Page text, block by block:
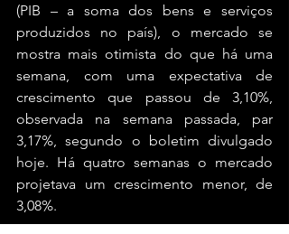
(PIB – a soma dos bens e serviços
produzidos no país), o mercado se
mostra mais otimista do que há uma
semana, com uma expectativa de
crescimento que passou de 3,10%,
observada na semana passada, par
3,17%, segundo o boletim divulgado
hoje. Há quatro semanas o mercado
projetava um crescimento menor, de
3,08%.